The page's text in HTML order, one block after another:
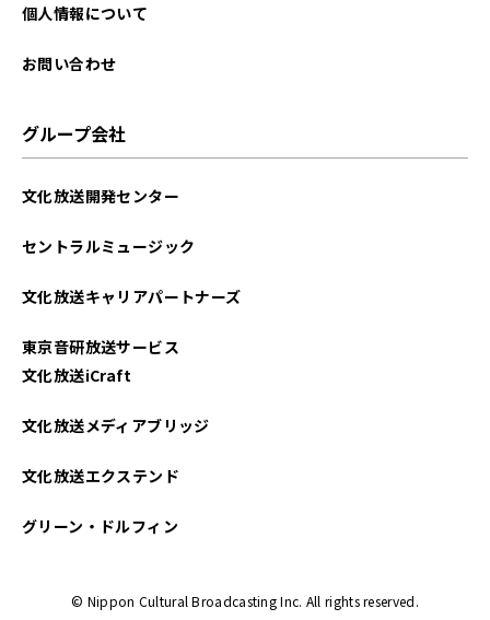
個人情報について
お問い合わせ
グループ会社
文化放送開発センター
セントラルミュージック
文化放送キャリアパートナーズ
東京音研放送サービス
文化放送iCraft
文化放送メディアブリッジ
文化放送エクステンド
グリーン・ドルフィン
© Nippon Cultural Broadcasting Inc. All rights reserved.